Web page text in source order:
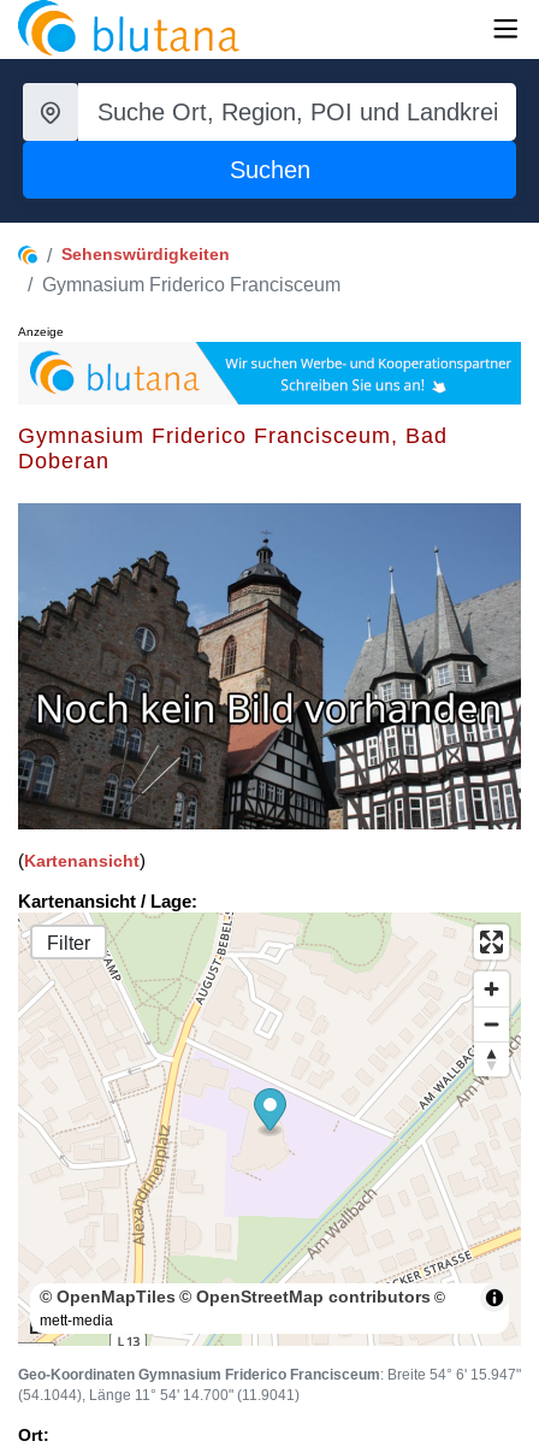
Suchen
Sehenswürdigkeiten
Gymnasium Friderico Francisceum
Anzeige
Gymnasium Friderico Francisceum, Bad
Doberan
(Kartenansicht)
Kartenansicht / Lage:
Filter
50 m
© OpenMapTiles © OpenStreetMap contributors ©
mett-media
Geo-Koordinaten Gymnasium Friderico Francisceum: Breite 54° 6' 15.947"
(54.1044), Länge 11° 54' 14.700" (11.9041)
Ort: